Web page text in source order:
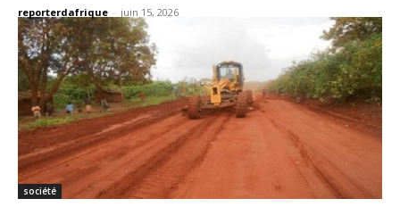
reporterdafrique - juin 15, 2026
société